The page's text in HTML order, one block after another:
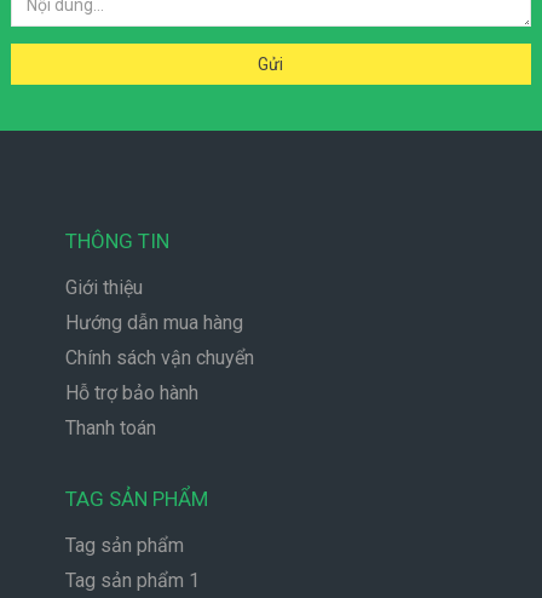
THÔNG TIN
Giới thiệu
Hướng dẫn mua hàng
Chính sách vận chuyển
Hỗ trợ bảo hành
Thanh toán
TAG SẢN PHẨM
Tag sản phẩm
Tag sản phẩm 1